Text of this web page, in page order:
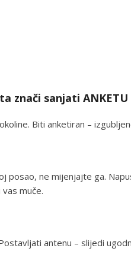
znači sanjati ANKETU
Biti anketiran –
posao, ne mijenjajte ga.
muče.
antenu – slijedi